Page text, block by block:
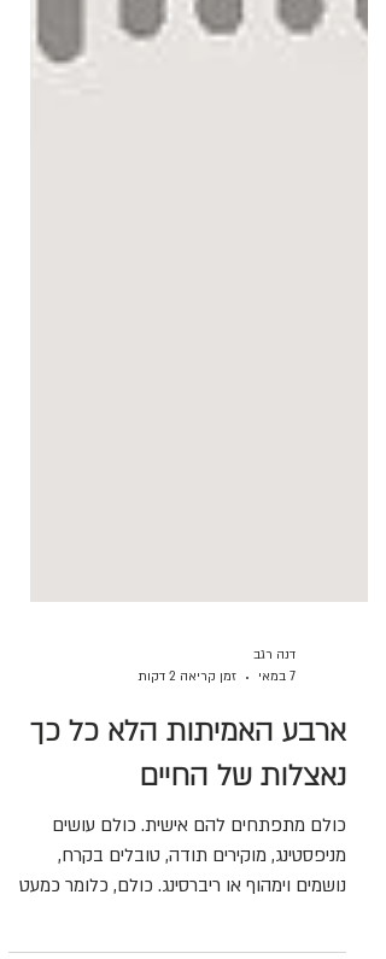
דנה רגב
7 במאי
זמן קריאה 2 דקות
ארבע האמיתות הלא כל כך
נאצלות של החיים
כולם מתפתחים להם אישית. כולם עושים
נושמים וימהוף או ריברסינג. כולם, כלומר כמעט